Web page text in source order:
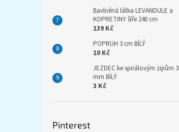
Bavlněná látka LEVANDULE a
KOPRETINY šíře 240 cm
139 Kč
POPRUH 3 cm BÍLÝ
10 Kč
JEZDEC ke spirálovým zipům 3
mm BÍLÝ
3 Kč
Pinterest